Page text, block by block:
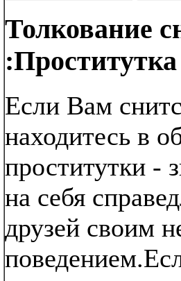
Толкование
:Проститутка
Если Вам
находитесь в
проститутки -
на себя
друзей своим